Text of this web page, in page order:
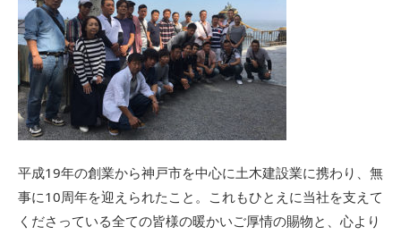
平成19年の創業から神戸市を中心に土木建設業に携わり、無
事に10周年を迎えられたこと。これもひとえに当社を支えて
くださっている全ての皆様の暖かいご厚情の賜物と、心より